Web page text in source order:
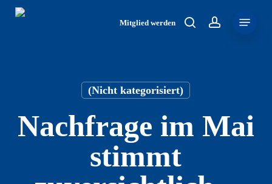
Skip
Mitglied werden searchaccount
(Nicht kategorisiert)
Nachfrage im Mai
stimmt